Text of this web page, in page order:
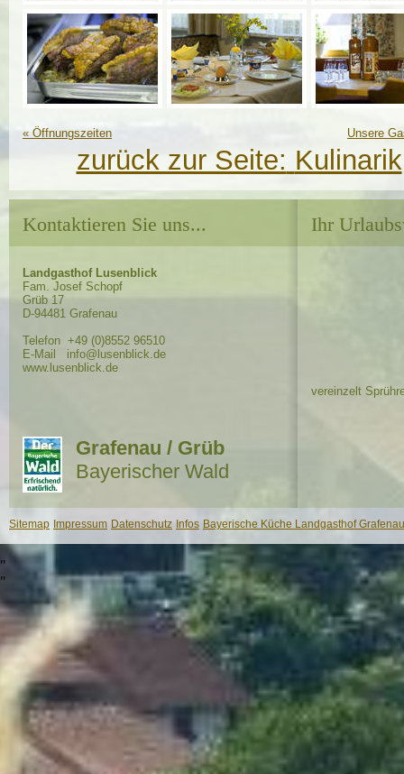
« Öffnungszeiten Unsere
zurück zur Seite: Kulinarik
Kontaktieren Sie uns...
Landgasthof Lusenblick
Fam. Josef Schopf
Grüb 17
D-94481 Grafenau
Telefon +49 (0)8552 96510
E-Mail info@lusenblick.de
www.lusenblick.de
Grafenau / Grüb
Bayerischer Wald
Ihr
vereinzelt
Sitemap Impressum Datenschutz Infos Bayerische Küche Landgasthof
"
"